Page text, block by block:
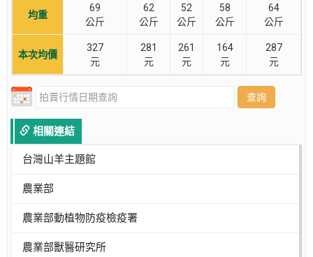
均重
69
公斤
62
公斤
52
公斤
58
公斤
64
公斤
本次均價
327
元
281
元
261
元
164
元
287
元
查詢
相關連結
台灣山羊主題館
農業部
農業部動植物防疫檢疫署
農業部獸醫研究所